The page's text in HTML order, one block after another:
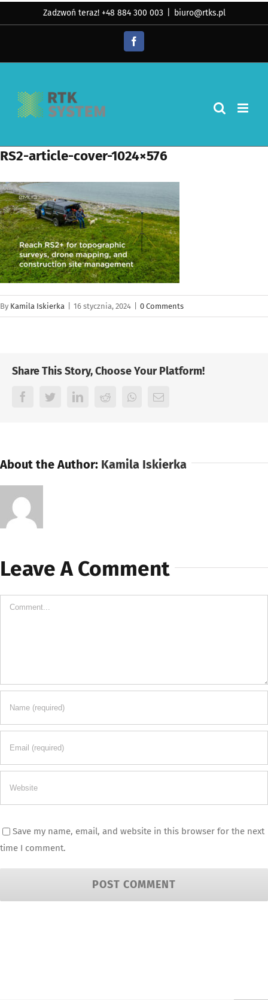
to
Zadzwoń teraz! +48 884 300 003 biuro@rtks.pl
RS2-article-cover-1024×576
By Kamila Iskierka 16 stycznia, 2024 0 Comments
Share This Story, Choose Your Platform!
FacebookTwitterLinkedInRedditWhatsappEmail
About the Author: Kamila Iskierka
Leave A Comment
Comment
Save my name, email, and website in this browser for the next
time I comment.